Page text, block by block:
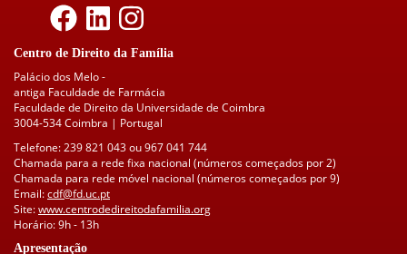
Centro de Direito da Família
Palácio dos Melo -
antiga Faculdade de Farmácia
Faculdade de Direito da Universidade de Coimbra
3004-534 Coimbra | Portugal
Telefone: 239 821 043 ou 967 041 744
Chamada para a rede fixa nacional (números começados por 2)
Chamada para rede móvel nacional (números começados por 9)
Email:cdf@fd.uc.pt
Site:www.centrodedireitodafamilia.org
Horário: 9h - 13h
Apresentação